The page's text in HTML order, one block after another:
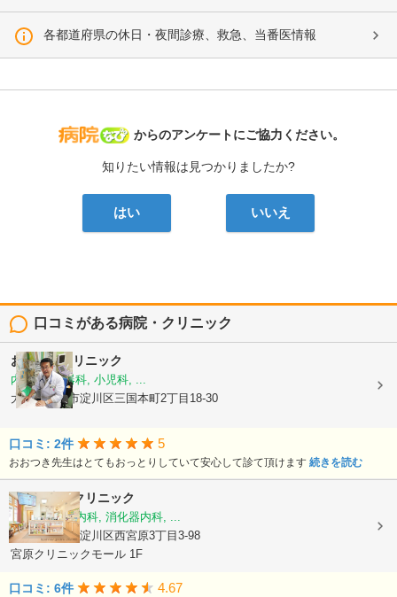
各都道府県の休日・夜間診療、救急、当番医情報
病院なび
からのアンケートにご協力ください。
知りたい情報は見つかりましたか?
はい いいえ
口コミがある病院・クリニック
おおつきクリニック
内科, 消化器科, 小児科, ...
大阪府大阪市淀川区三国本町2丁目18-30
口コミ: 2件 5
おおつき先生はとてもおっとりしていて安心して診て頂けます 続きを読む
ひさこ内科クリニック
内科, 呼吸器内科, 消化器内科, ...
大阪府大阪市淀川区西宮原3丁目3-98
宮原クリニックモール 1F
口コミ: 6件 4.67